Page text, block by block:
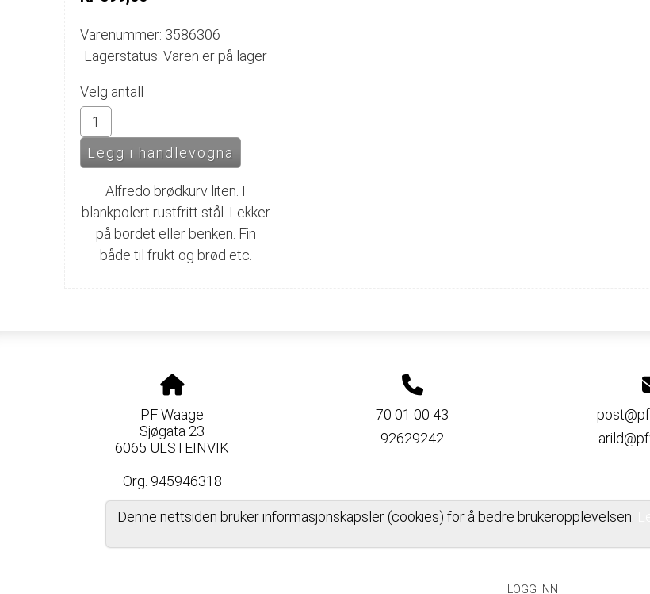
Varenummer: 3586306
Lagerstatus: Varen er på lager
Velg antall
Alfredo brødkurv liten. I
blankpolert rustfritt stål. Lekker
på bordet eller benken. Fin
både til frukt og brød etc.
PF Waage
Sjøgata 23
6065 ULSTEINVIK
Org. 945946318
70 01 00 43
92629242
Denne nettsiden bruker informasjonskapsler (cookies) for å bedre brukeropplevelsen.
LOGG INN